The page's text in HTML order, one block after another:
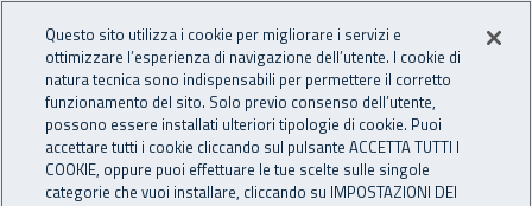
INAIL - Istituto Nazionale
Apri cerca
Navigazione principale
Navigazione - Ti trovi in:
Home Inail comunica Pubblicazioni Catalogo generale
Questo sito utilizza i cookie per migliorare i servizi e
ottimizzare l’esperienza di navigazione dell’utente. I cookie di
natura tecnica sono indispensabili per permettere il corretto
funzionamento del sito. Solo previo consenso dell’utente,
possono essere installati ulteriori tipologie di cookie. Puoi
accettare tutti i cookie cliccando sul pulsante ACCETTA TUTTI I
COOKIE, oppure puoi effettuare le tue scelte sulle singole
categorie che vuoi installare, cliccando su IMPOSTAZIONI DEI